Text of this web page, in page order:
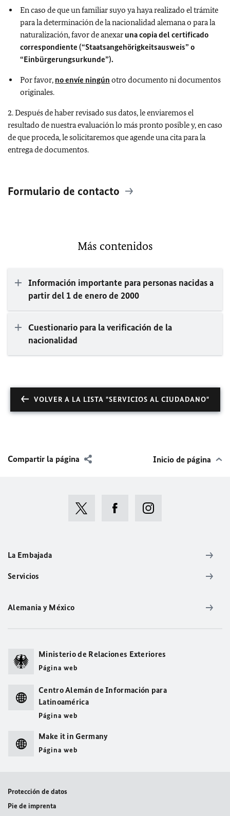
En caso de que un familiar suyo ya haya realizado el trámite
para la determinación de la nacionalidad alemana o para la
naturalización, favor de anexar una copia del certificado
correspondiente (“Staatsangehörigkeitsausweis” o
“Einbürgerungsurkunde”).
Por favor, no envíe ningún otro documento ni documentos
originales.
2. Después de haber revisado sus datos, le enviaremos el
resultado de nuestra evaluación lo más pronto posible y, en caso
de que proceda, le solicitaremos que agende una cita para la
entrega de documentos.
Formulario de contacto
Más contenidos
Información importante para personas nacidas a
partir del 1 de enero de 2000
Cuestionario para la verificación de la
nacionalidad
VOLVER A LA LISTA "SERVICIOS AL CIUDADANO"
Compartir la página Inicio de página
La Embajada
Servicios
Alemania y México
Ministerio de Relaciones Exteriores
Página web
Centro Alemán de Información para
Latinoamérica
Página web
Make it in Germany
Página web
Protección de datos
Pie de imprenta